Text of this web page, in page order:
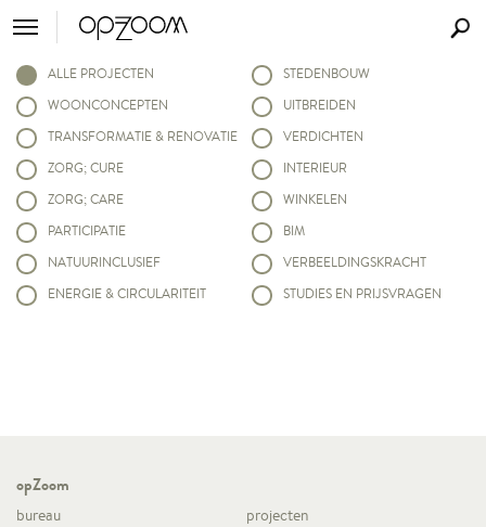
ALLE PROJECTEN
WOONCONCEPTEN
TRANSFORMATIE & RENOVATIE
ZORG; CURE
ZORG; CARE
PARTICIPATIE
NATUURINCLUSIEF
ENERGIE & CIRCULARITEIT
STEDENBOUW
UITBREIDEN
VERDICHTEN
INTERIEUR
WINKELEN
BIM
VERBEELDINGSKRACHT
STUDIES EN PRIJSVRAGEN
opZoom
bureau
projecten